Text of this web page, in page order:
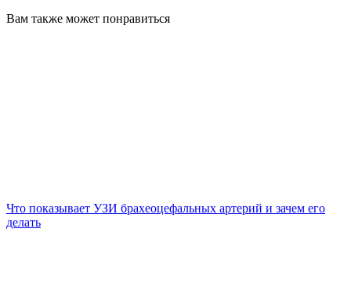
Вам также может понравиться
Что показывает УЗИ брахеоцефальных артерий и зачем его
делать